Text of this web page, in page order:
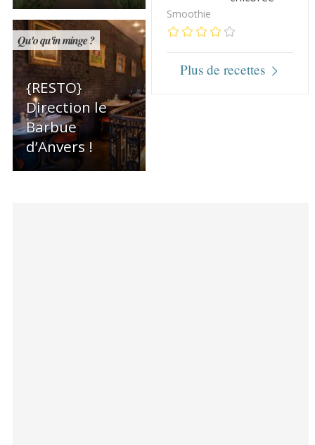
Qu'o qu'in minge ?
{RESTO}
Direction le
Barbue
d’Anvers !
Smoothie
Plus de recettes